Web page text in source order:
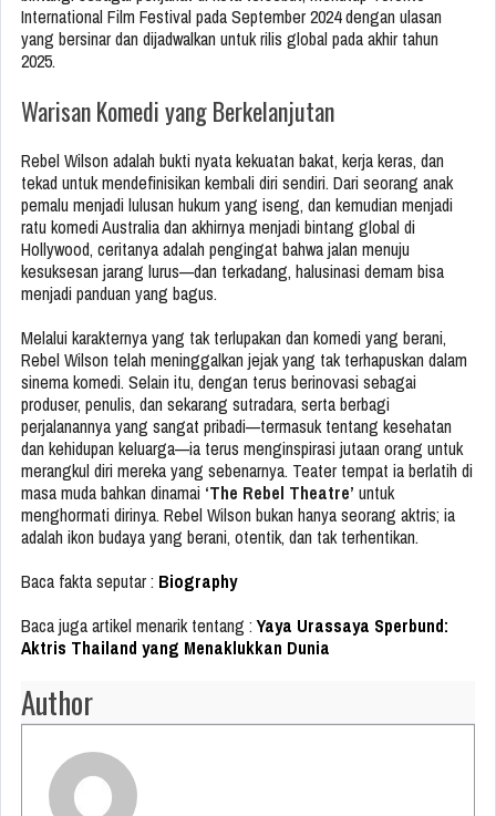
International Film Festival pada September 2024 dengan ulasan
yang bersinar dan dijadwalkan untuk rilis global pada akhir tahun
2025.
Warisan Komedi yang Berkelanjutan
Rebel Wilson adalah bukti nyata kekuatan bakat, kerja keras, dan
tekad untuk mendefinisikan kembali diri sendiri. Dari seorang anak
pemalu menjadi lulusan hukum yang iseng, dan kemudian menjadi
ratu komedi Australia dan akhirnya menjadi bintang global di
Hollywood, ceritanya adalah pengingat bahwa jalan menuju
kesuksesan jarang lurus—dan terkadang, halusinasi demam bisa
menjadi panduan yang bagus.
Melalui karakternya yang tak terlupakan dan komedi yang berani,
Rebel Wilson telah meninggalkan jejak yang tak terhapuskan dalam
sinema komedi. Selain itu, dengan terus berinovasi sebagai
produser, penulis, dan sekarang sutradara, serta berbagi
perjalanannya yang sangat pribadi—termasuk tentang kesehatan
dan kehidupan keluarga—ia terus menginspirasi jutaan orang untuk
merangkul diri mereka yang sebenarnya. Teater tempat ia berlatih di
masa muda bahkan dinamai ‘The Rebel Theatre’ untuk
menghormati dirinya. Rebel Wilson bukan hanya seorang aktris; ia
adalah ikon budaya yang berani, otentik, dan tak terhentikan.
Baca fakta seputar : Biography
Baca juga artikel menarik tentang :Yaya Urassaya Sperbund:
Aktris Thailand yang Menaklukkan Dunia
Author